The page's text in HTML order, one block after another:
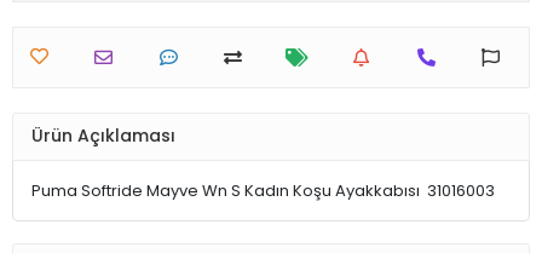
Ürün Açıklaması
Puma Softride Mayve Wn S Kadın Koşu Ayakkabısı 31016003